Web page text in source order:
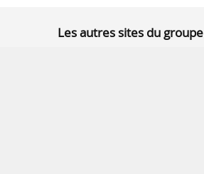
Les autres sites du groupe